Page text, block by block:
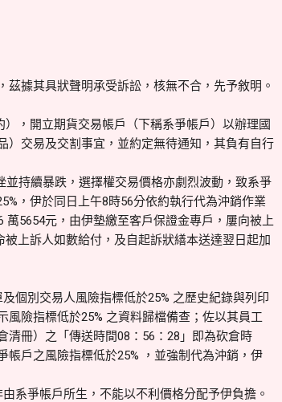
據其具狀聲明承受訴訟，核無不合，先予敘明。
，開立期貨交易帳戶（下稱系爭帳戶）以辦理國
）交易及交割事宜，並約定無待通知，其負有自行
持續暴跌，選擇權交易價格亦劇烈波動，致系爭
，伊於同日上午8時56分依約執行代為沖銷作業
萬5654元，由伊墊繳至客戶保證金專戶，屢向被上
上訴人如數給付，及自起訴狀繕本送達翌日起加
個別交易人風險指標低於25% 之歷史紀錄與列印
險指標低於25% 之資料歸檔備查；佐以其員工
清冊）之「傳送時間08：56：28」即為砍倉時
戶之風險指標低於25% ，並強制代為沖銷，伊
系爭帳戶所生，不能以不利價格分配予伊負擔。